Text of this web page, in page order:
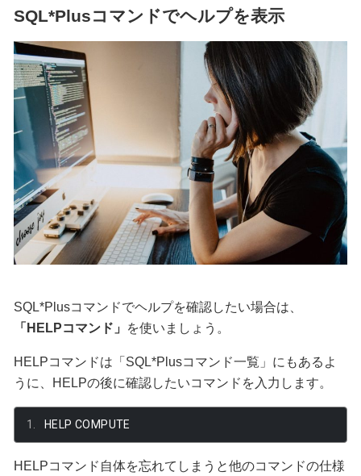
SQL*Plusコマンドでヘルプを表示
SQL*Plusコマンドでヘルプを確認したい場合は、
「HELPコマンド」
を使いましょう。
HELPコマンドは「SQL*Plusコマンド一覧」にもあるよ
うに、HELPの後に確認したいコマンドを入力します。
HELP COMPUTE
HELPコマンド自体を忘れてしまうと他のコマンドの仕様